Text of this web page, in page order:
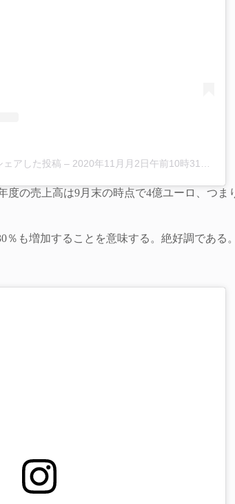
アした投稿 – 2020年11月月2日午前10時31分PST
度の売上高は9月末の時点で4億ユーロ、つま
％も増加することを意味する。絶好調である。